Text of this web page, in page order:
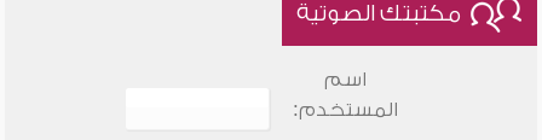
مكتبتك الصوتية
اسم
المستخدم: